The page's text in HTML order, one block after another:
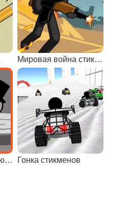
Мировая война стикменов
Стикмен побег из тюрьмы 4 Гонка стикменов